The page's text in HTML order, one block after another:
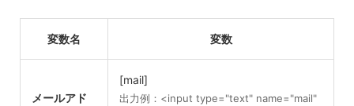
変数名 変数
メールアド
[mail]
出力例：<input type="text" name="mail"